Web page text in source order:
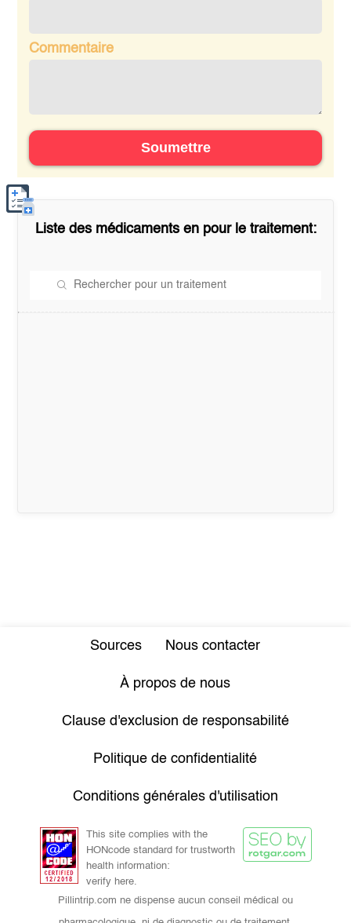
Commentaire
Soumettre
Liste des médicaments en pour le traitement:
Sources Nous contacter
À propos de nous
Clause d'exclusion de responsabilité
Politique de confidentialité
Conditions générales d'utilisation
This site complies with the
HONcode standard for trustworth
health information:
verify here.
Pillintrip.com ne dispense aucun conseil médical ou